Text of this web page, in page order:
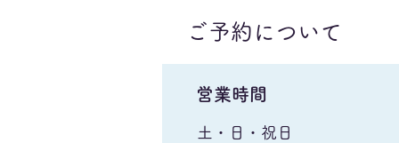
ご予約について
営業時間
土・日・祝日